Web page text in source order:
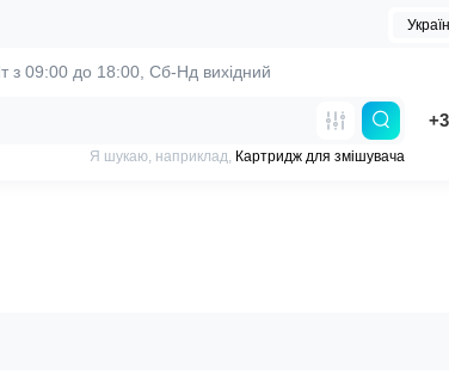
з 09:00 до 18:00, Сб-Нд вихідний
Я шукаю, наприклад, Картридж для змішувача